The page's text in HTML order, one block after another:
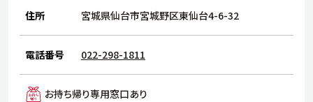
よくある質問・お問い合わせ
日本語 English
住所 宮城県仙台市宮城野区東仙台4-6-32
電話番号 022-298-1811
お持ち帰り専用窓口あり